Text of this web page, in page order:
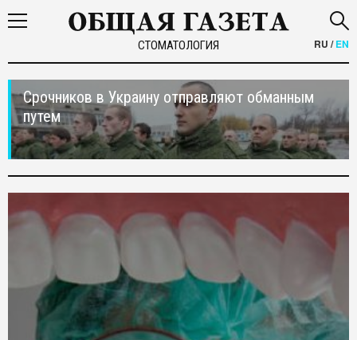
СТОМАТОЛОГИЯ RU /EN
Срочников в Украину отправляют обманным
путем